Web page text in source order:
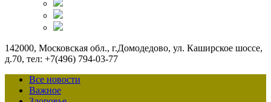
142000, Московская обл., г.Домодедово, ул. Каширское шоссе,
д.70, тел: +7(496) 794-03-77
Все новости
Важное